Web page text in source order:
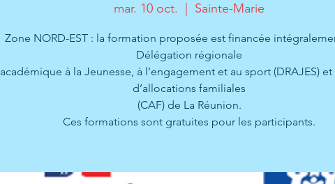
mar. 10 oct. Sainte-Marie
Zone NORD-EST : la formation proposée est financée
Délégation régionale
académique à la Jeunesse, à l’engagement et au sport (DRAJES) et
d’allocations familiales
(CAF) de La Réunion.
Ces formations sont gratuites pour les participants.